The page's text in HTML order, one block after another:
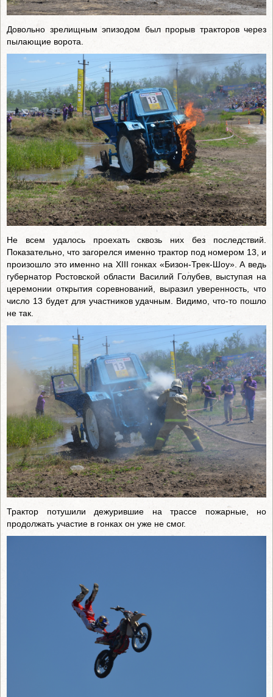
Довольно зрелищным эпизодом был прорыв тракторов через
пылающие ворота.
Не всем удалось проехать сквозь них без последствий.
Показательно, что загорелся именно трактор под номером 13, и
произошло это именно на XIII гонках «Бизон-Трек-Шоу». А ведь
губернатор Ростовской области Василий Голубев, выступая на
церемонии открытия соревнований, выразил уверенность, что
число 13 будет для участников удачным. Видимо, что-то пошло
не так.
Трактор потушили дежурившие на трассе пожарные, но
продолжать участие в гонках он уже не смог.